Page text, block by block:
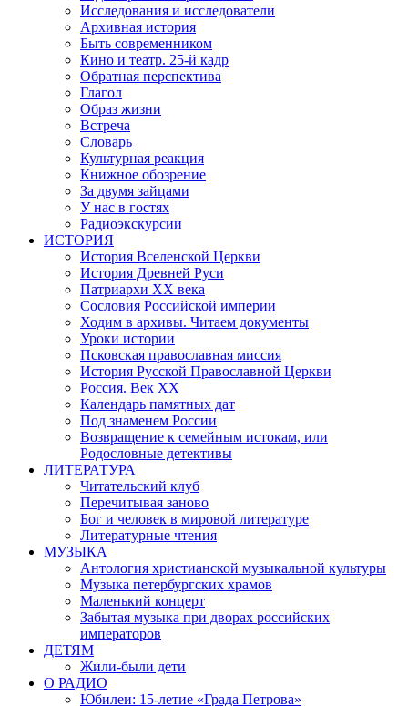
Исследования и исследователи
Архивная история
Быть современником
Кино и театр. 25-й кадр
Обратная перспектива
Глагол
Образ жизни
Встреча
Словарь
Культурная реакция
Книжное обозрение
За двумя зайцами
У нас в гостях
Радиоэкскурсии
ИСТОРИЯ
История Вселенской Церкви
История Древней Руси
Патриархи XX века
Сословия Российской империи
Ходим в архивы. Читаем документы
Уроки истории
Псковская православная миссия
История Русской Православной Церкви
Россия. Век ХХ
Календарь памятных дат
Под знаменем России
Возвращение к семейным истокам, или
Родословные детективы
ЛИТЕРАТУРА
Читательский клуб
Перечитывая заново
Бог и человек в мировой литературе
Литературные чтения
МУЗЫКА
Антология христианской музыкальной культуры
Музыка петербургских храмов
Маленький концерт
Забытая музыка при дворах российских
императоров
ДЕТЯМ
Жили-были дети
О РАДИО
Юбилеи: 15-летие «Града Петрова»